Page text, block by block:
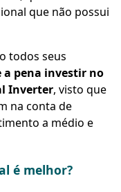
que não possui
todos seus
a pena investir no
Inverter, visto que
na conta de
a médio e
é melhor?